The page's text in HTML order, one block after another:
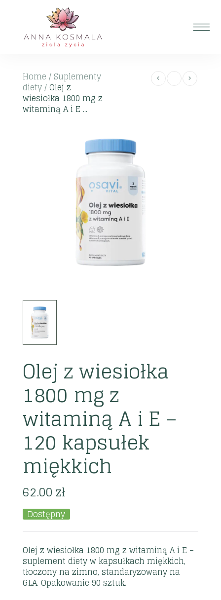
Home / Suplementy
diety/Olej z
wiesiołka 1800 mg z
witaminą A i E ...
Olej z wiesiołka
1800 mg z
witaminą A i E –
120 kapsułek
miękkich
62.00zł
Dostępny
Olej z wiesiołka 1800 mg z witaminą A i E –
suplement diety w kapsułkach miękkich,
tłoczony na zimno, standaryzowany na
GLA. Opakowanie 90 sztuk.